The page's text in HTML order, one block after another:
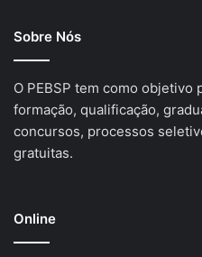
Sobre Nós
O PEBSP tem como objetivo
formação, qualificação,
concursos, processos
gratuitas.
Online